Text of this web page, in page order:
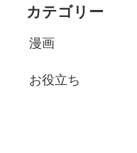
カテゴリー
漫画
お役立ち